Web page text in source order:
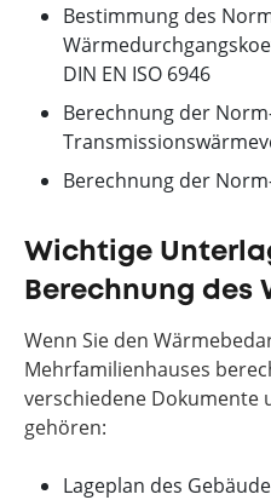
Bestimmung des
DIN EN ISO 6946
Berechnung der
Berechnung der
Wichtige
Berechnung des
Wenn Sie den
Mehrfamilienhauses
verschiedene Dokumente
gehören:
Lageplan des